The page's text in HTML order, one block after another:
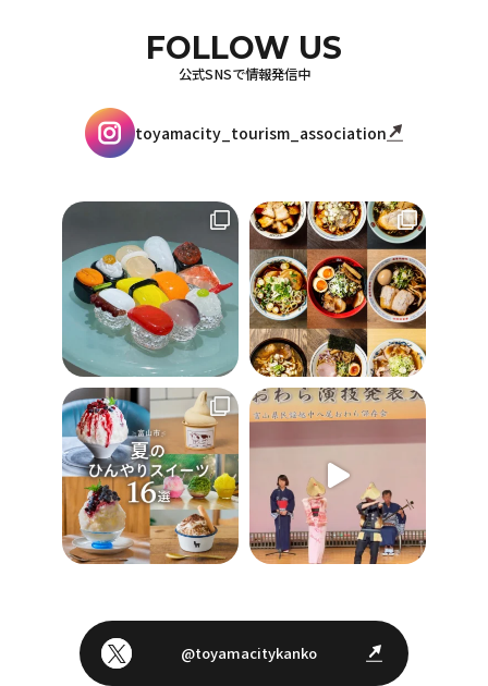
公式SNSで情報発信中
FOLLOW US
toyamacity_tourism_association
@toyamacitykanko